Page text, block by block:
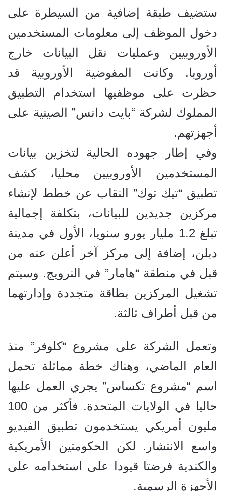
ستضيف طبقة إضافية من السيطرة على
دخول الموظف إلى معلومات المستخدمين
الأوروبيين وعمليات نقل البيانات خارج
أوروبا. وكانت المفوضية الأوروبية قد
حظرت على موظفيها استخدام التطبيق
المملوك لشركة “بايت دانس” الصينية على
أجهزتهم.
وفي إطار جهوده الحالية لتخزين بيانات
المستخدمين الأوروبيين محليا، كشف
تطبيق “تيك توك” النقاب عن خطط لإنشاء
مركزين جديدين للبيانات، بتكلفة إجمالية
تبلغ 1.2 مليار يورو سنويا، الأول في مدينة
دبلن، إضافة إلى مركز آخر أعلن عنه من
قبل في منطقة “هامار” في النرويج. وسيتم
تشغيل المركزين بطاقة متجددة وإدارتهما
من قبل أطراف ثالثة.
وتعمل الشركة على مشروع “كلوفر” منذ
العام الماضي، وهناك خطة مماثلة تحمل
اسم “مشروع تكساس” يجري العمل عليها
حاليا في الولايات المتحدة. فأكثر من 100
مليون أمريكي يستخدمون تطبيق الفيديو
واسع الانتشار. لكن الحكومتين الأمريكية
والكندية فرضتا قيودا على استخدامه على
الأجهزة الرسمية.